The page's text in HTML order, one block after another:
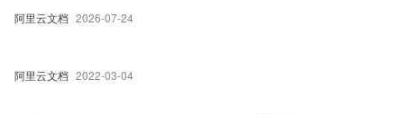
阿里云文档 2026-07-24
阿里云文档 2022-03-04